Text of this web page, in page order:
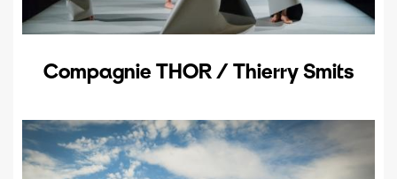
Compagnie THOR / Thierry Smits